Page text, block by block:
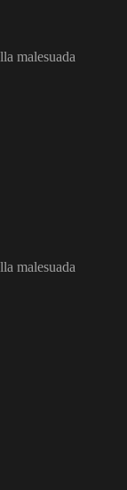
malesuada
malesuada